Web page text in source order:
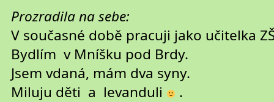
Prozradila na sebe:
V současné době pracuji jako učitelka
Bydlím v Mníšku pod Brdy.
Jsem vdaná, mám dva syny.
Miluju děti a levanduli
.